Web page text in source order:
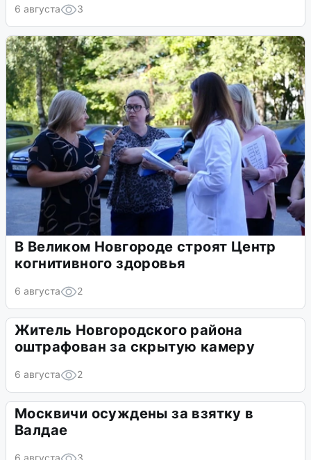
6 августа 3
В Великом Новгороде строят Центр
когнитивного здоровья
6 августа 2
Житель Новгородского района
оштрафован за скрытую камеру
6 августа 2
Москвичи осуждены за взятку в
Валдае
6 августа 3